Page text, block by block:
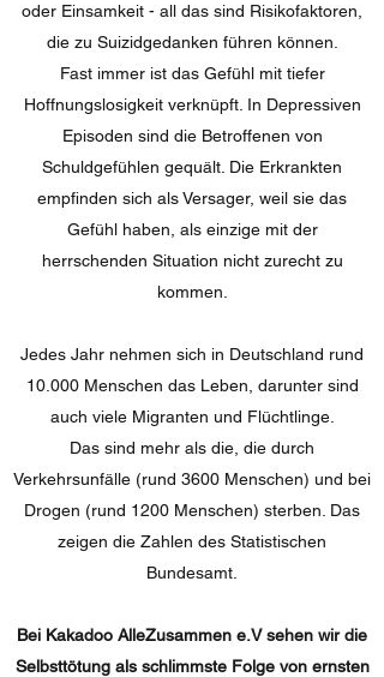
oder Einsamkeit - all das sind Risikofaktoren,
die zu Suizidgedanken führen können.
Fast immer ist das Gefühl mit tiefer
Hoffnungslosigkeit verknüpft. In Depressiven
Episoden sind die Betroffenen von
Schuldgefühlen gequält. Die Erkrankten
empfinden sich als Versager, weil sie das
Gefühl haben, als einzige mit der
herrschenden Situation nicht zurecht zu
kommen.
Jedes Jahr nehmen sich in Deutschland rund
10.000 Menschen das Leben, darunter sind
auch viele Migranten und Flüchtlinge.
Das sind mehr als die, die durch
Verkehrsunfälle (rund 3600 Menschen) und bei
Drogen (rund 1200 Menschen) sterben. Das
zeigen die Zahlen des Statistischen
Bundesamt.
Bei Kakadoo AlleZusammen e.V sehen wir die
Selbsttötung als schlimmste Folge von ernsten